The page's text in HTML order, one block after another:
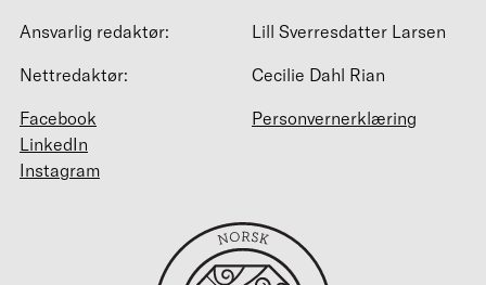
Ansvarlig redaktør:
Lill Sverresdatter Larsen
Nettredaktør:
Cecilie Dahl Rian
Facebook
LinkedIn
Instagram
Personvernerklæring